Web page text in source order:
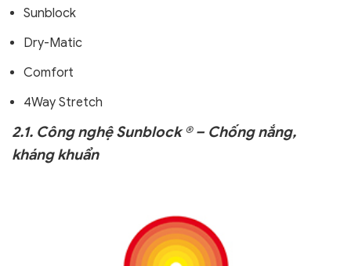
Sunblock
Dry-Matic
Comfort
4Way Stretch
2.1. Công nghệ Sunblock ® – Chống nắng,
kháng khuẩn